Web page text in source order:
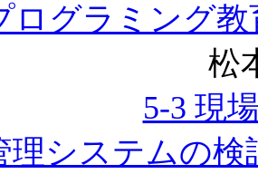
ログラミング
龍佑
5-3 現
理システムの検